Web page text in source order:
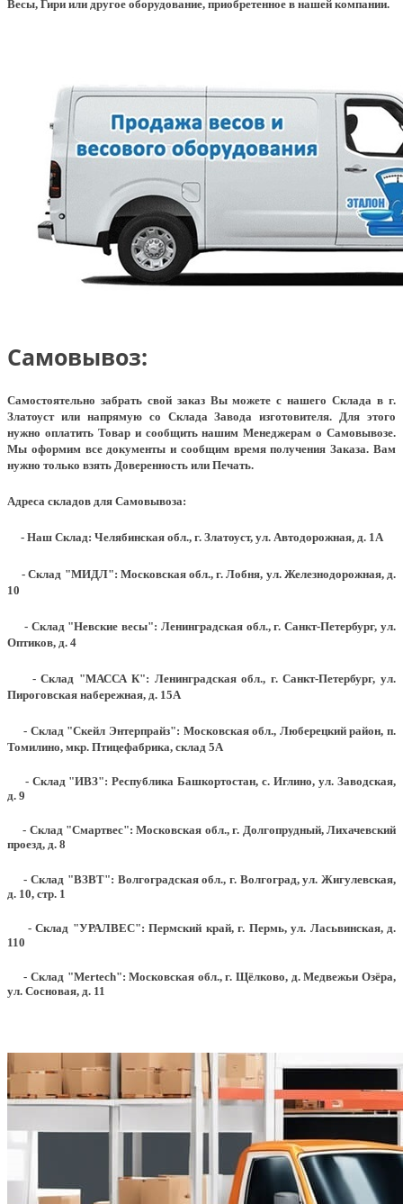
Весы, Гири или другое оборудование, приобретенное в нашей компании.
Самовывоз:
Самостоятельно забрать свой заказ Вы можете с нашего Склада в г.
Златоуст или напрямую со Склада Завода изготовителя. Для этого
нужно оплатить Товар и сообщить нашим Менеджерам о Самовывозе.
Мы оформим все документы и сообщим время получения Заказа. Вам
нужно только взять Доверенность или Печать.
Адреса складов для Самовывоза:
- Наш Склад: Челябинская обл., г. Златоуст, ул. Автодорожная, д. 1А
- Склад "МИДЛ": Московская обл., г. Лобня, ул. Железнодорожная, д.
10
- Склад "Невские весы": Ленинградская обл., г. Санкт-Петербург, ул.
Оптиков, д. 4
- Склад "МАССА К": Ленинградская обл., г. Санкт-Петербург, ул.
Пироговская набережная, д. 15А
- Склад "Скейл Энтерпрайз": Московская обл., Люберецкий район, п.
Томилино, мкр. Птицефабрика, склад 5А
- Склад "ИВЗ": Республика Башкортостан, с. Иглино, ул. Заводская,
д. 9
- Склад "Смартвес":Московская обл., г. Долгопрудный, Лихачевский
проезд, д. 8
- Склад "ВЗВТ": Волгоградская обл., г. Волгоград, ул. Жигулевская,
д. 10, стр. 1
- Склад "УРАЛВЕС": Пермский край, г. Пермь, ул. Ласьвинская, д.
110
- Склад "Mertech": Московская обл., г. Щёлково, д. Медвежьи Озёра,
ул. Сосновая, д. 11